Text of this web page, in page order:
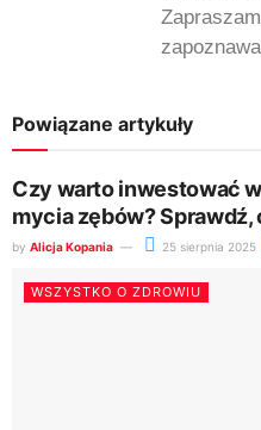
Powiązane artykuły
Czy warto inwestować
mycia zębów? Sprawdź,
by Alicja Kopania 25 sierpnia 2025
WSZYSTKO O ZDROWIU